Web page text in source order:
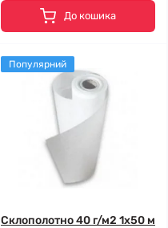
До кошика
Популярний
Склополотно 40 г/м2 1x50 м